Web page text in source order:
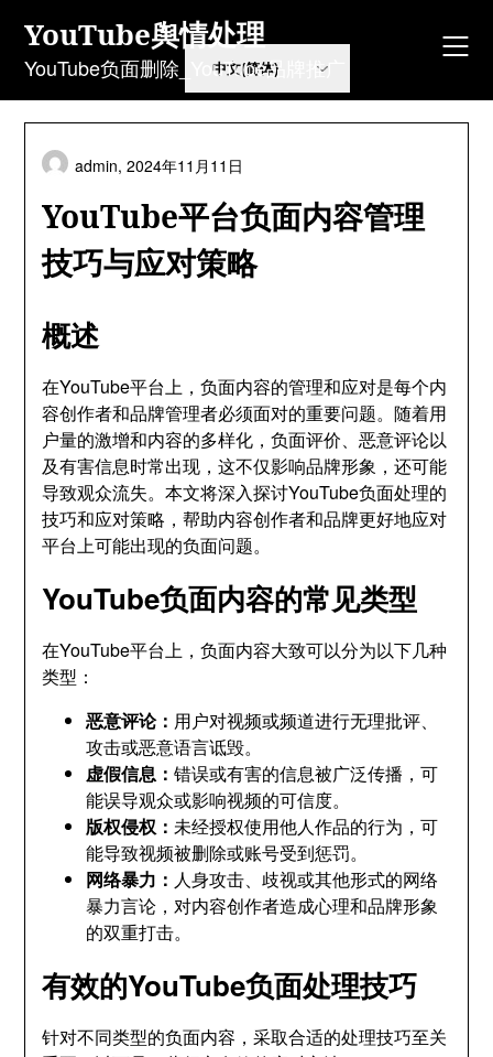
content
YouTube舆情处理
YouTube负面删除_YouTube品牌推广
YouTube平台负面内容管理
技巧与应对策略
admin,2024年11月11日
概述
在YouTube平台上，负面内容的管理和应对是每个内
容创作者和品牌管理者必须面对的重要问题。随着用
户量的激增和内容的多样化，负面评价、恶意评论以
及有害信息时常出现，这不仅影响品牌形象，还可能
导致观众流失。本文将深入探讨YouTube负面处理的
技巧和应对策略，帮助内容创作者和品牌更好地应对
平台上可能出现的负面问题。
YouTube负面内容的常见类型
在YouTube平台上，负面内容大致可以分为以下几种
类型：
恶意评论： 用户对视频或频道进行无理批评、
攻击或恶意语言诋毁。
虚假信息：错误或有害的信息被广泛传播，可
能误导观众或影响视频的可信度。
版权侵权：未经授权使用他人作品的行为，可
能导致视频被删除或账号受到惩罚。
网络暴力： 人身攻击、歧视或其他形式的网络
暴力言论，对内容创作者造成心理和品牌形象
的双重打击。
有效的YouTube负面处理技巧
针对不同类型的负面内容，采取合适的处理技巧至关